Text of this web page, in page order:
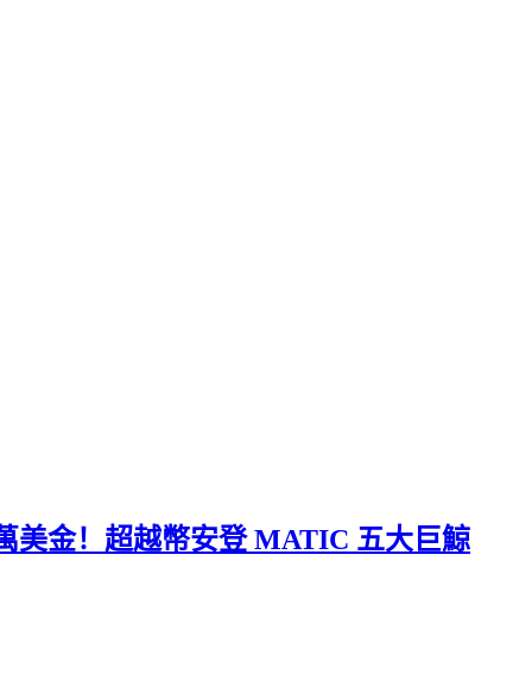
美金！超越幣安登 MATIC 五大巨鯨